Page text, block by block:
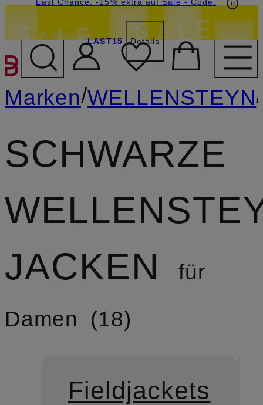
ZUM HAUPTINHALT
LAST15 Details
Marken/WELLENSTEYN/
SCHWARZE
JACKEN
für
Damen
18
Fieldjackets